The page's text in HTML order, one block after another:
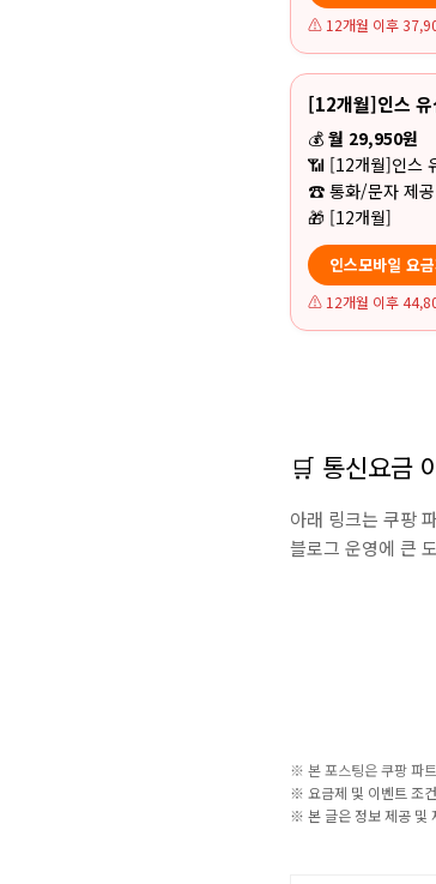
⚠ 12개월 이후
[12개월]인스
💰 월 29,950원
📶 [12개월]인스
☎ 통화/문자 제공
🎁 [12개월]
인스모바일 요
⚠ 12개월 이후
🛒 통신요금
아래 링크는 쿠팡
블로그 운영에 큰
※ 본 포스팅은 쿠팡 파
※ 요금제 및 이벤트 조
※ 본 글은 정보 제공 및